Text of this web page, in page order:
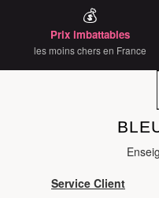
💰
Prix imbattables
les moins chers en France
Service Client